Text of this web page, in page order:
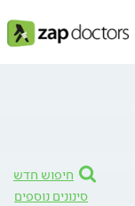
חיפוש חדש
סינונים נוספים